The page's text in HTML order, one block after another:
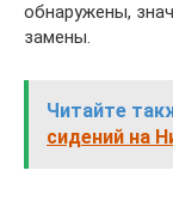
обнаружены,
замены.
Читайте
сидений на